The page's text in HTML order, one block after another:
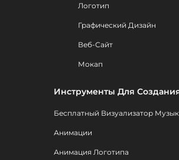
Логотип
Графический Дизайн
Веб-Сайт
Мокап
Инструменты Для
Бесплатный Визуализатор
Анимации
Анимация Логотипа